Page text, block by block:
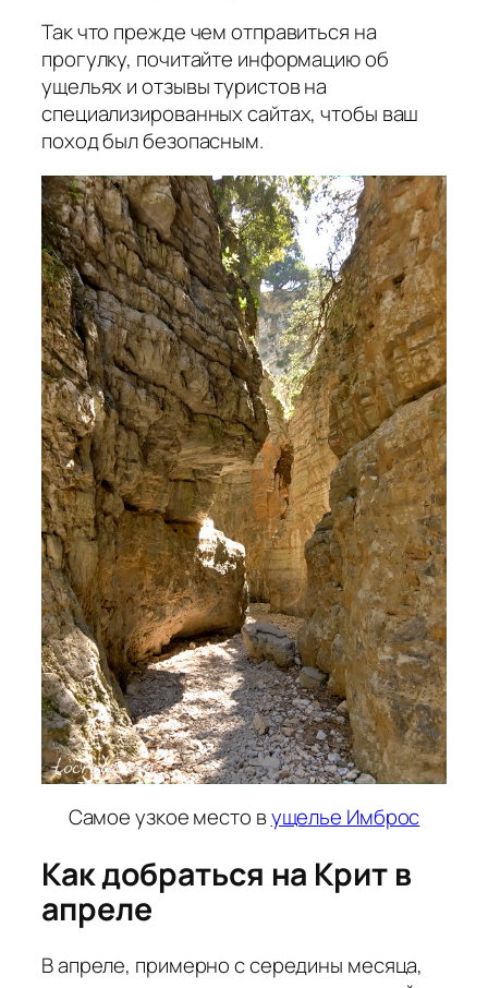
Так что прежде чем отправиться на
прогулку, почитайте информацию об
ущельях и отзывы туристов на
специализированных сайтах, чтобы ваш
поход был безопасным.
Самое узкое место вущелье Имброс
Как добраться на Крит в
апреле
В апреле, примерно с середины месяца,